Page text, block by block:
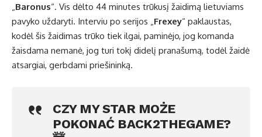
„Baronus“. Vis dėlto 44 minutes trūkusį žaidimą lietuviams
pavyko uždaryti. Interviu po serijos „Frexey“ paklaustas,
kodėl šis žaidimas trūko tiek ilgai, paminėjo, jog komanda
žaisdama nemanė, jog turi tokį didelį pranašumą, todėl žaidė
atsargiai, gerbdami priešininką.
CZY MY STAR MOŻE
POKONAĆ BACK2THEGAME?